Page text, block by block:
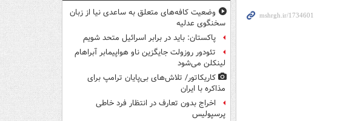
وضعیت کافه‌های متعلق به ساعدی نیا از زبان
سخنگوی عدلیه
پاکستان: باید در برابر اسرائیل متحد شویم
تئودور روزولت جایگزین ناو هواپیمابر آبراهام
لینکلن می‌شود
کاریکاتور/ تلاش‌های بی‌پایان ترامپ برای
مذاکره با ایران
اخراج بدون تعارف در انتظار فرد خاطی
پرسپولیس